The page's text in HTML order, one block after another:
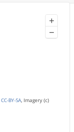
+
−
CC-BY-SA, Imagery (c)